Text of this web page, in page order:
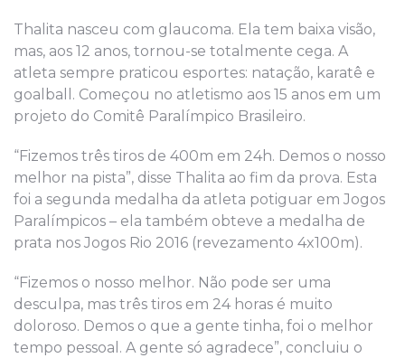
Thalita nasceu com glaucoma. Ela tem baixa visão,
mas, aos 12 anos, tornou-se totalmente cega. A
atleta sempre praticou esportes: natação, karatê e
goalball. Começou no atletismo aos 15 anos em um
projeto do Comitê Paralímpico Brasileiro.
“Fizemos três tiros de 400m em 24h. Demos o nosso
melhor na pista”, disse Thalita ao fim da prova. Esta
foi a segunda medalha da atleta potiguar em Jogos
Paralímpicos – ela também obteve a medalha de
prata nos Jogos Rio 2016 (revezamento 4x100m).
“Fizemos o nosso melhor. Não pode ser uma
desculpa, mas três tiros em 24 horas é muito
doloroso. Demos o que a gente tinha, foi o melhor
tempo pessoal. A gente só agradece”, concluiu o